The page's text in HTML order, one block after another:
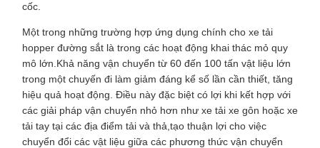
cốc.
Một trong những trường hợp ứng dụng chính cho xe tải
hopper đường sắt là trong các hoạt động khai thác mỏ quy
mô lớn.Khả năng vận chuyển từ 60 đến 100 tấn vật liệu lớn
trong một chuyến đi làm giảm đáng kể số lần cần thiết, tăng
hiệu quả hoạt động. Điều này đặc biệt có lợi khi kết hợp với
các giải pháp vận chuyển nhỏ hơn như xe tải xe gôn hoặc xe
tải tay tại các địa điểm tải và thả,tạo thuận lợi cho việc
chuyển đổi các vật liệu giữa các phương thức vận chuyển